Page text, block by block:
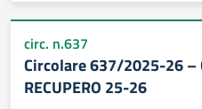
circ. n.637
Circolare 637/2025-26 –
RECUPERO 25-26